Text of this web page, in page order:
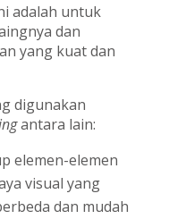
adalah untuk
dan
yang kuat dan
digunakan
antara lain:
elemen-elemen
visual yang
dan mudah